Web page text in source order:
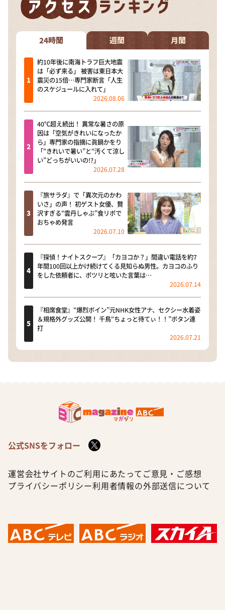
ＬＩＦＥ～夢のカタチ～
ポツンと一軒家
ザキ山小屋本館
ぺこぱのまるスポ
アナ回覧板
24時間 週間 月間
約10年後に南海トラフ巨大地震
は「必ず来る」 被害は東日本大
震災の15倍…専門家断言「人生
のスケジュールに入れて」
2026.08.06
40℃超え続出！ 異常な暑さの原
因は「空気がきれいになったか
ら」専門家の指摘に眞鍋かをり
「“きれいで暑い”と“汚くて涼し
い”どっちがいいの!?」
2026.07.28
『旅サラダ』で「異次元のかわ
いさ」の声！ 初ゲスト女優、贅
沢すぎる“雲丹しゃぶ”食リポで
おちゃめ発言
2026.07.10
『探偵！ナイトスクープ』「カヨコか？」間違い電話を約7
年間100回以上かけ続けてくる見知らぬ男性。カヨコのふり
をした依頼者に、ポツリと呟いた言葉は…
2026.07.14
『相席食堂』“爆烈ボイン”元NHK女性アナ、セクシー水着姿
＆規格外グッズ公開！ 千鳥“ちょっと待てぃ！！”ボタン連
打
2026.07.21
公式SNSをフォロー
運営会社サイトのご利用にあたって ご意見・ご感想
プライバシーポリシー利用者情報の外部送信について